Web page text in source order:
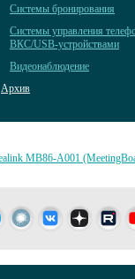
Системы бронирования
Системы управления
ВКС/USB-устройствами
Видеонаблюдение
Архив